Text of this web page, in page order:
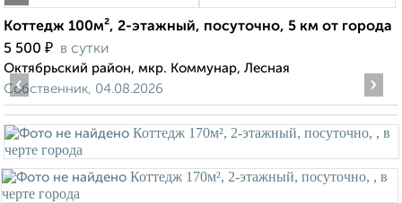
Коттедж 100м², 2-этажный, посуточно, 5 км от города
5 500 ₽ в сутки
Октябрьский район, мкр. Коммунар, Лесная
Собственник, 04.08.2026
‹ ›